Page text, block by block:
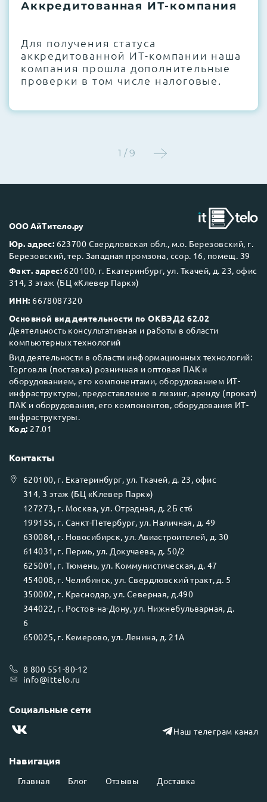
термоинтерфейсов, замена батареек
Этап 4:Стресс-тестирование под 100%
нагрузкой в течение 72 часов для
проверки стабильности всех подсистем
Next Business Day (NBD)
Аккредитованная ИТ-компания
Для получения статуса
аккредитованной ИТ-компании наша
компания прошла дополнительные
проверки в том числе налоговые.
1 / 9
ООО АйТитело.ру
Юр. адрес: 623700 Свердловская обл., м.о. Березовский, г.
Березовский, тер. Западная промзона, ссор. 16, помещ. 39
Факт. адрес: 620100, г. Екатеринбург, ул. Ткачей, д. 23, офис
314, 3 этаж (БЦ «Клевер Парк»)
ИНН: 6678087320
Основной вид деятельности по ОКВЭД2 62.02
Деятельность консультативная и работы в области
компьютерных технологий
Вид деятельности в области информационных технологий:
Торговля (поставка) розничная и оптовая ПАК и
оборудованием, его компонентами, оборудованием ИТ-
инфраструктуры, предоставление в лизинг, аренду (прокат)
ПАК и оборудования, его компонентов, оборудования ИТ-
инфраструктуры.
Код: 27.01
Навигация
Главная Блог Отзывы Доставка
Контакты
620100, г. Екатеринбург, ул.Ткачей, д. 23, офис
314, 3 этаж (БЦ «Клевер Парк»)
127273, г. Москва, ул. Отрадная, д. 2Б ст6
199155, г. Санкт-Петербург, ул. Наличная, д. 49
630084, г. Новосибирск, ул. Авиастроителей, д. 30
614031 , г. Пермь, ул. Докучаева, д. 50/2
625001 , г. Тюмень, ул. Коммунистическая, д. 47
454008, г. Челябинск, ул. Свердловский тракт, д. 5
350002, г. Краснодар, ул. Северная, д.490
344022, г. Ростов-на-Дону, ул. Нижнебульварная, д.
6
650025, г. Кемерово, ул. Ленина, д. 21А
8 800 551-80-12
info@ittelo.ru
Социальные сети
Наш телеграм канал